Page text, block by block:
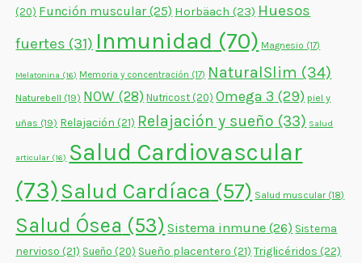
(20) Función muscular (25) Horbäach (23) Huesos
fuertes (31) Inmunidad (70) Magnesio (17)
Melatonina (16) Memoria y concentración (17) NaturalSlim (34)
Naturebell (19) NOW (28) Nutricost (20) Omega 3 (29) piel y
uñas (19) Relajación (21) Relajación y sueño (33) Salud
articular (16) Salud Cardiovascular
(73)Salud Cardíaca (57) Salud muscular(18)
Salud Ósea (53) Sistema inmune (26) Sistema
nervioso (21) Sueño (20) Sueño placentero (21) Triglicéridos (22)